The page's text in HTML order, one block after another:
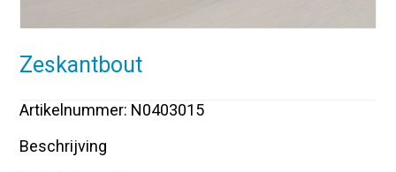
Zeskantbout
Artikelnummer: N0403015
Beschrijving